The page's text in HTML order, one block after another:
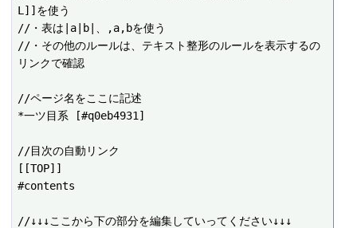
L]]を使う
//・表は|a|b|、,a,bを使う
//・その他のルールは、テキスト整形のルールを表示するの
リンクで確認
//ページ名をここに記述
*一ツ目系 [#q0eb4931]
//目次の自動リンク
[[TOP]]
#contents
//↓↓↓ここから下の部分を編集していってください↓↓↓